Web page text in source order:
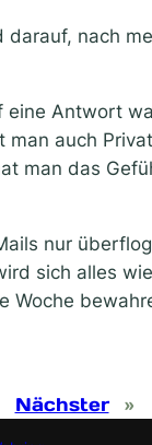
nach
Antwort
auch
man das
nur
sich alles
Nächster »